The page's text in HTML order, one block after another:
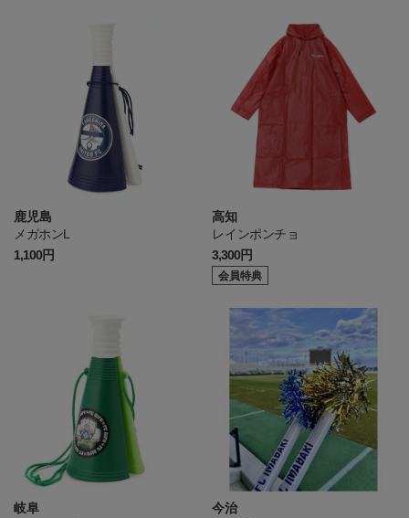
鹿児島
メガホンL
1,100円
高知
レインポンチョ
3,300円
会員特典
岐阜
今治